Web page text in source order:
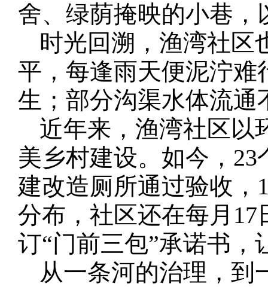
舍、绿荫掩映的小巷
时光回溯，渔湾社区
平，每逢雨天便泥泞难
生；部分沟渠水体流通
近年来，渔湾社区以
美乡村建设。如今，
建改造厕所通过验收，
分布，社区还在每月
订“门前三包”承诺书
从一条河的治理，到